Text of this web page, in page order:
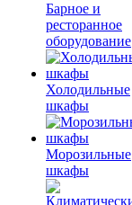
Барное и
ресторанное
оборудование
Холодильные
шкафы
Морозильные
шкафы